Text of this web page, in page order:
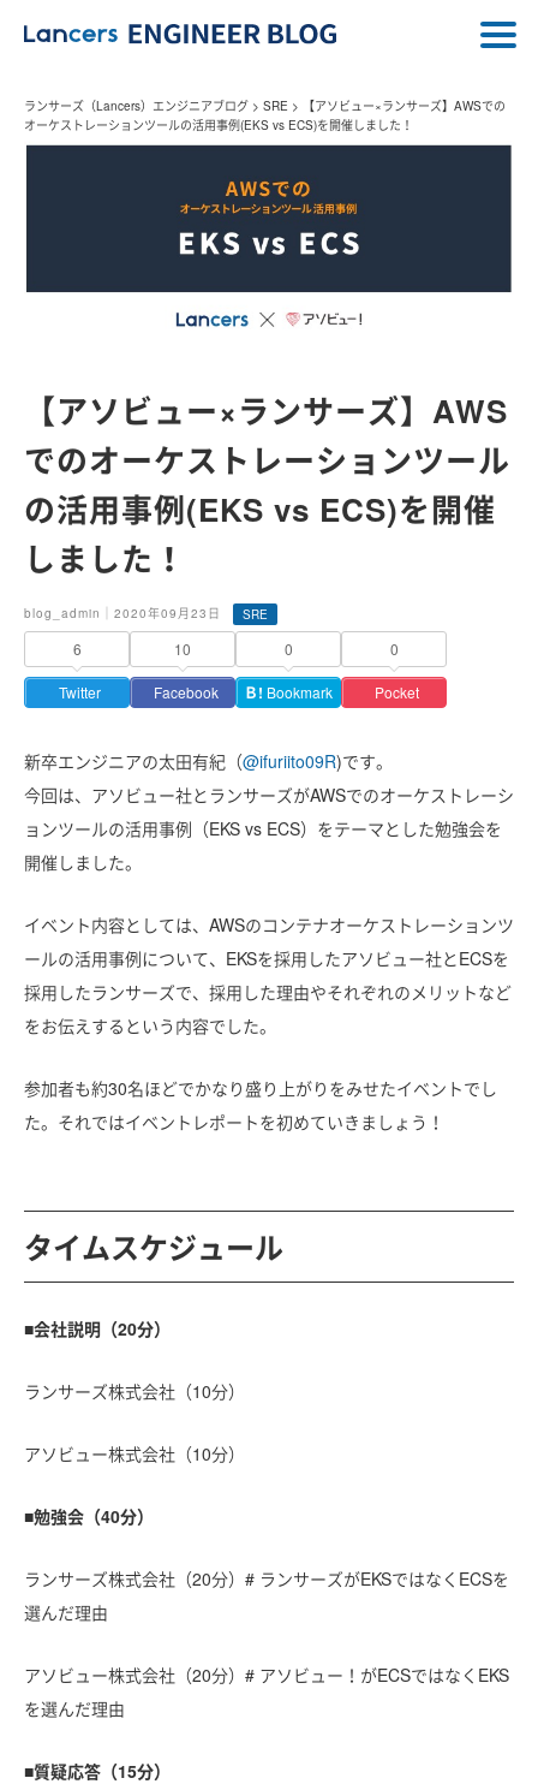
ランサーズ（Lancers）エンジニアブログ > SRE >
【アソビュー×ランサーズ】AWSでの
オーケストレーションツールの活用事例(EKS vs ECS)を開催しました！
【アソビュー×ランサーズ】AWS
でのオーケストレーションツール
の活用事例(EKS vs ECS)を開催
しました！
blog_admin｜2020年09月23日 SRE
6
Twitter
10
Facebook
0
Ｂ! Bookmark
0
Pocket
新卒エンジニアの太田有紀（@ifuriito09R)です。
今回は、アソビュー社とランサーズがAWSでのオーケストレーシ
ョンツールの活用事例（EKS vs ECS）をテーマとした勉強会を
開催しました。
イベント内容としては、AWSのコンテナオーケストレーションツ
ールの活用事例について、EKSを採用したアソビュー社とECSを
採用したランサーズで、採用した理由やそれぞれのメリットなど
をお伝えするという内容でした。
参加者も約30名ほどでかなり盛り上がりをみせたイベントでし
た。それではイベントレポートを初めていきましょう！
タイムスケジュール
■会社説明（20分）
ランサーズ株式会社（10分）
アソビュー株式会社（10分）
■勉強会（40分）
ランサーズ株式会社（20分）# ランサーズがEKSではなくECSを
選んだ理由
アソビュー株式会社（20分）# アソビュー！がECSではなくEKS
を選んだ理由
■質疑応答（15分）